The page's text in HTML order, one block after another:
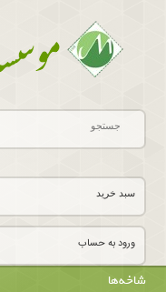
ورود به حساب
سبد خرید
شاخه‌ها